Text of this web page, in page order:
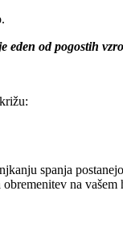
eden od pogostih
spanja
na